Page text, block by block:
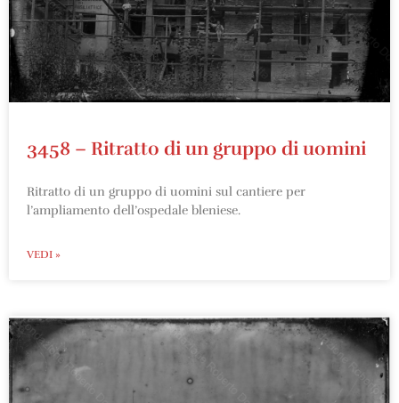
3458 – Ritratto di un gruppo di uomini
Ritratto di un gruppo di uomini sul cantiere per
l’ampliamento dell’ospedale bleniese.
VEDI »